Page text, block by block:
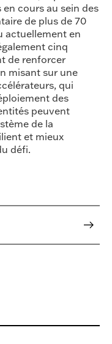
cours au sein des
de plus de 70
actuellement en
cinq
de renforcer
misant sur une
qui
des
peuvent
de la
et mieux
défi.